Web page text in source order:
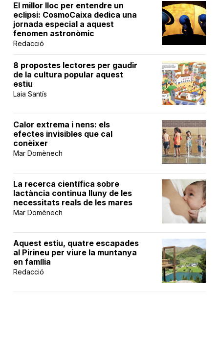
El millor lloc per entendre un
eclipsi: CosmoCaixa dedica una
jornada especial a aquest
fenomen astronòmic
Redacció
8 propostes lectores per gaudir
de la cultura popular aquest
estiu
Laia Santís
Calor extrema i nens: els
efectes invisibles que cal
conèixer
Mar Domènech
La recerca científica sobre
lactància continua lluny de les
necessitats reals de les mares
Mar Domènech
Aquest estiu, quatre escapades
al Pirineu per viure la muntanya
en família
Redacció